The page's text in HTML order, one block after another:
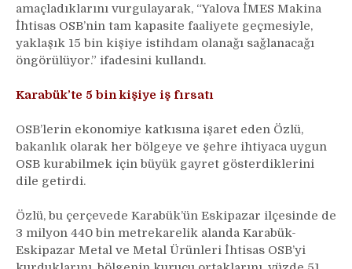
amaçladıklarını vurgulayarak, “Yalova İMES Makina
İhtisas OSB’nin tam kapasite faaliyete geçmesiyle,
yaklaşık 15 bin kişiye istihdam olanağı sağlanacağı
öngörülüyor.” ifadesini kullandı.
Karabük’te 5 bin kişiye iş fırsatı
OSB’lerin ekonomiye katkısına işaret eden Özlü,
bakanlık olarak her bölgeye ve şehre ihtiyaca uygun
OSB kurabilmek için büyük gayret gösterdiklerini
dile getirdi.
Özlü, bu çerçevede Karabük’ün Eskipazar ilçesinde de
3 milyon 440 bin metrekarelik alanda Karabük-
Eskipazar Metal ve Metal Ürünleri İhtisas OSB’yi